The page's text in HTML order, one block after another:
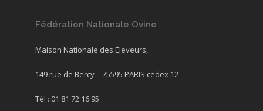
Fédération Nationale Ovine
Maison Nationale des Éleveurs,
149 rue de Bercy – 75595 PARIS cedex 12
Tél : 01 81 72 16 95